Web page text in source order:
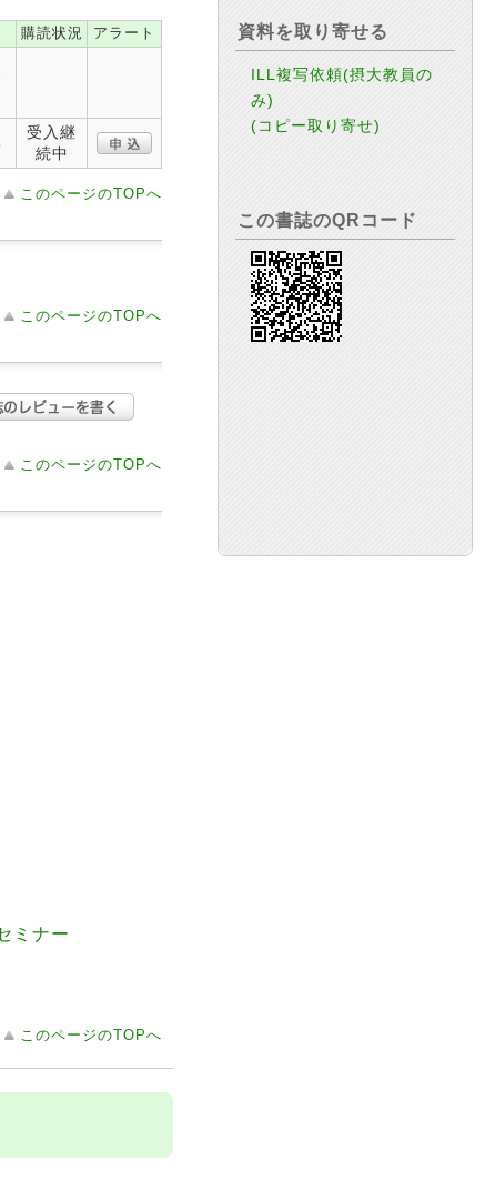
購読状況 アラート
受入継
続中
このページのTOPへ
このページのTOPへ
このページのTOPへ
ミナー
このページのTOPへ
資料を取り寄せる
ILL複写依頼(摂大教員の
み)
(コピー取り寄せ)
この書誌のQRコード